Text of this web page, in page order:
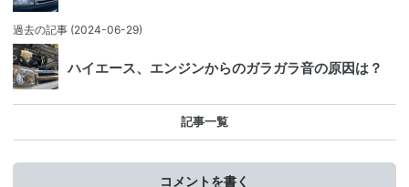
過去の記事 (2024-06-29)
ハイエース、エンジンからのガラガラ音の原因は？
記事一覧
コメントを書く